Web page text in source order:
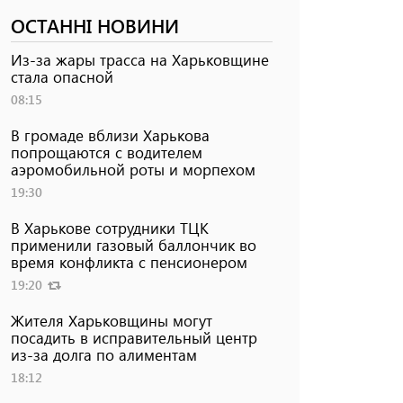
ОСТАННІ НОВИНИ
Из-за жары трасса на Харьковщине
стала опасной
08:15
В громаде вблизи Харькова
попрощаются с водителем
аэромобильной роты и морпехом
19:30
В Харькове сотрудники ТЦК
применили газовый баллончик во
время конфликта с пенсионером
19:20
Жителя Харьковщины могут
посадить в исправительный центр
из-за долга по алиментам
18:12